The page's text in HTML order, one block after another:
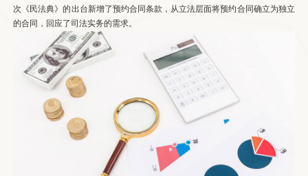
次《民法典》的出台新增了预约合同条款，从立法层面将预约合同确立为独立
的合同，回应了司法实务的需求。